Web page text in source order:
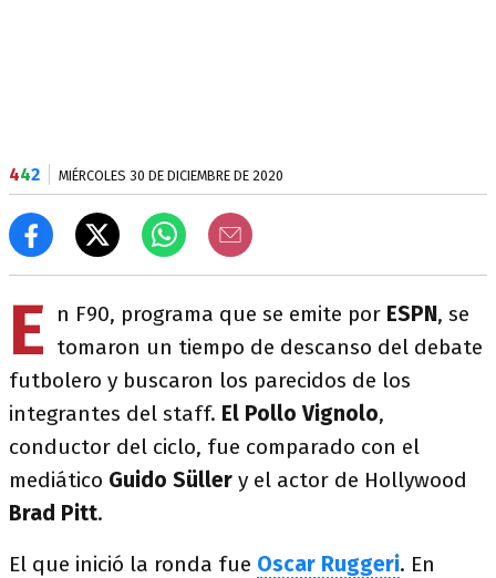
442 MIÉRCOLES 30 DE DICIEMBRE DE 2020
E n F90, programa que se emite por ESPN, se
tomaron un tiempo de descanso del debate
futbolero y buscaron los parecidos de los
integrantes del staff. El Pollo Vignolo,
conductor del ciclo, fue comparado con el
mediático Guido Süller y el actor de Hollywood
Brad Pitt.
El que inició la ronda fue Oscar Ruggeri. En